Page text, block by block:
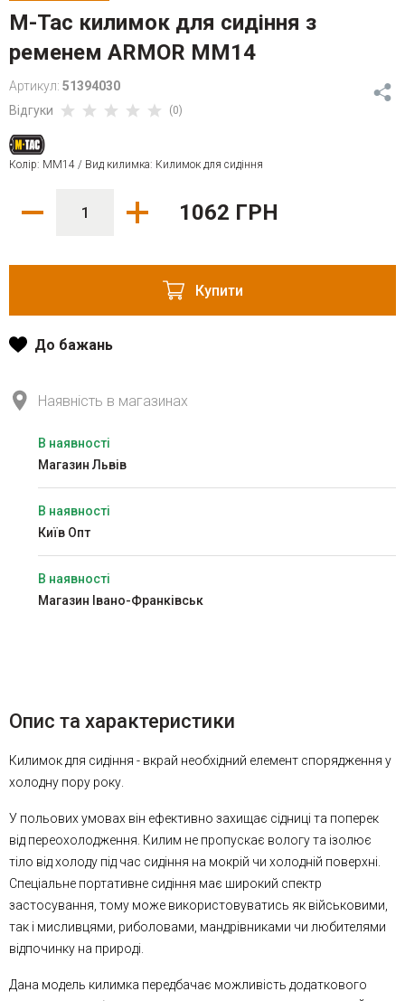
M-Tac килимок для сидіння з
ременем ARMOR MМ14
Артикул: 51394030
Відгуки
(0)
Колір: MM14 / Вид килимка: Килимок для сидіння
1062 ГРН
Купити
До бажань
Наявність в магазинах
В наявності
Магазин Львів
В наявності
Київ Опт
В наявності
Магазин Івано-Франківськ
Опис та характеристики
Килимок для сидіння - вкрай необхідний елемент спорядження у
холодну пору року.
У польових умовах він ефективно захищає сідниці та поперек
від переохолодження. Килим не пропускає вологу та ізолює
тіло від холоду під час сидіння на мокрій чи холодній поверхні.
Спеціальне портативне сидіння має широкий спектр
застосування, тому може використовуватись як військовими,
так і мисливцями, риболовами, мандрівниками чи любителями
відпочинку на природі.
Дана модель килимка передбачає можливість додаткового